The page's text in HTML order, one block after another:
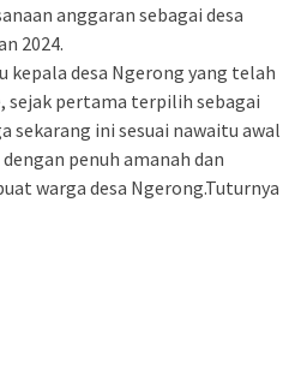
anggaran sebagai desa
2024.
kepala desa Ngerong yang telah
sejak pertama terpilih sebagai
sekarang ini sesuai nawaitu awal
penuh amanah dan
warga desa Ngerong.Tuturnya